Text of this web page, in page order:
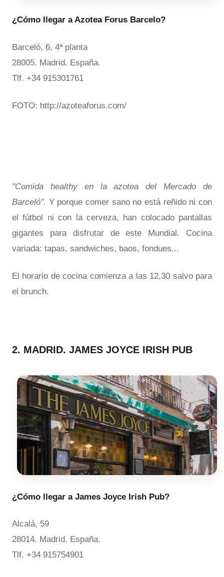
¿Cómo llegar a Azotea Forus Barcelo?
Barceló, 6, 4ª planta
28005. Madrid. España.
Tlf. +34 915301761
FOTO: http://azoteaforus.com/
"Comida healthy en la azotea del Mercado de
Barceló". Y porque comer sano no está reñido ni con
el fútbol ni con la cerveza, han colocado pantallas
gigantes para disfrutar de este Mundial. Cocina
variada: tapas, sandwiches, baos, fondues...
El horario de cocina comienza a las 12,30 salvo para
el brunch.
2. MADRID. JAMES JOYCE IRISH PUB
¿Cómo llegar a James Joyce Irish Pub?
Alcalá, 59
28014. Madrid. España.
Tlf. +34 915754901